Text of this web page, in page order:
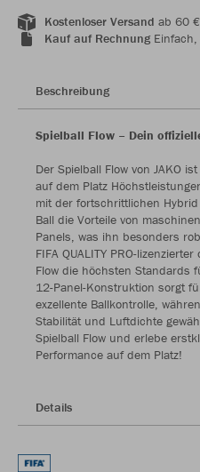
Kostenloser Versand ab 60
Kauf auf RechnungEinfach,
Beschreibung
Spielball Flow – Dein
Der Spielball Flow von JAKO
auf dem Platz
mit der fortschrittlichen
Ball die Vorteile von
Panels, was ihn besonders
FIFA QUALITY PRO-
Flow die höchsten Standards
12-Panel-Konstruktion sorgt
exzellente Ballkontrolle,
Stabilität und Luftdichte
Spielball Flow und erlebe
Performance auf dem Platz!
Details